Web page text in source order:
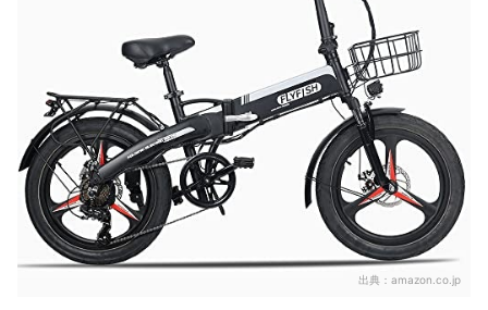
出典： amazon.co.jp